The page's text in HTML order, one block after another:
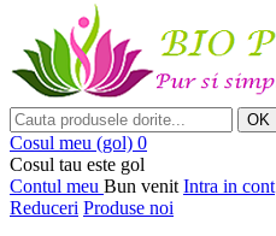
OK
Cosul meu (gol) 0
Cosul tau este gol
Contul meu Bun venit Intra in cont
Reduceri Produse noi